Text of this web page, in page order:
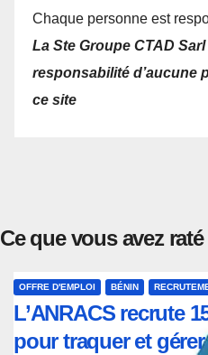
Chaque personne est
La Ste Groupe CTAD Sarl
responsabilité d’aucune
ce site
Ce que vous avez raté
OFFRE D'EMPLOI BÉNIN
L’ANRACS recrute
pour traquer et